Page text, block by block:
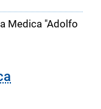
Medica "Adolfo